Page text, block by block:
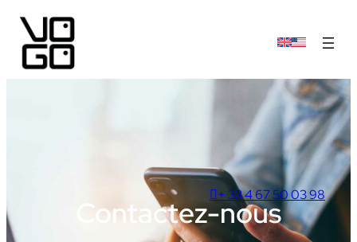
+ 33 4 67 50 03 98
Contactez-nous